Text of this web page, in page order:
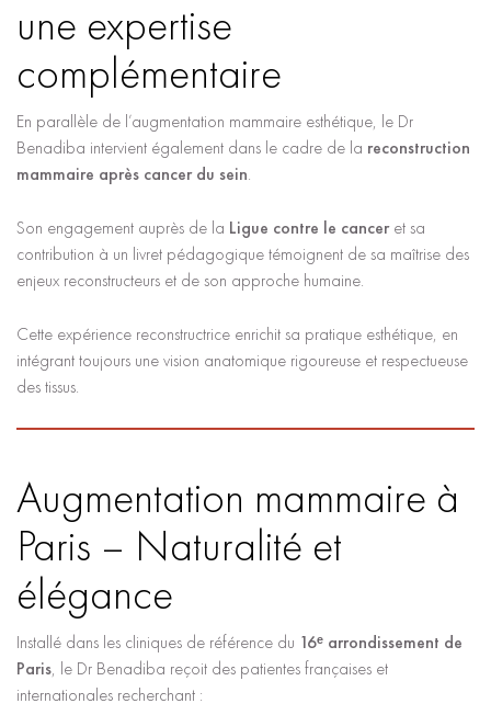
une expertise
complémentaire
En parallèle de l’augmentation mammaire esthétique, le Dr
Benadiba intervient également dans le cadre de la reconstruction
mammaire après cancer du sein.
Son engagement auprès de la Ligue contre le canceret sa
contribution à un livret pédagogique témoignent de sa maîtrise des
enjeux reconstructeurs et de son approche humaine.
Cette expérience reconstructrice enrichit sa pratique esthétique, en
intégrant toujours une vision anatomique rigoureuse et respectueuse
des tissus.
Augmentation mammaire à
Paris – Naturalité et
élégance
Installé dans les cliniques de référence du 16ᵉ arrondissement de
Paris, le Dr Benadiba reçoit des patientes françaises et
internationales recherchant :